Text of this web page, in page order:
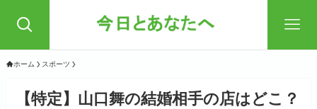
ホーム スポーツ
【特定】山口舞の結婚相手の店はどこ？